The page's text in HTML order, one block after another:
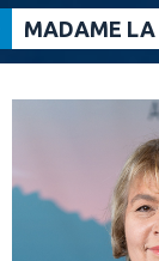
MADAME LA